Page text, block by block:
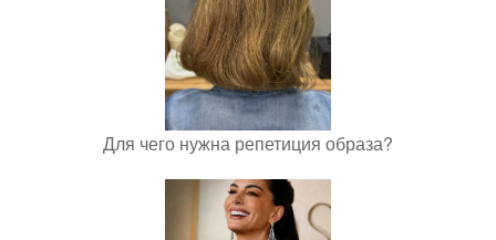
Для чего нужна репетиция образа?